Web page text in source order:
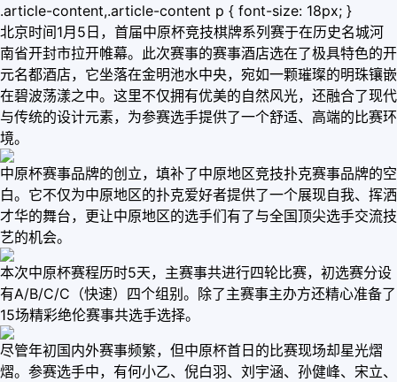
.article-content,.article-content p { font-size: 18px; }
北京时间1月5日，首届中原杯竞技棋牌系列赛于在历史名城河
南省开封市拉开帷幕。此次赛事的赛事酒店选在了极具特色的开
元名都酒店，它坐落在金明池水中央，宛如一颗璀璨的明珠镶嵌
在碧波荡漾之中。这里不仅拥有优美的自然风光，还融合了现代
与传统的设计元素，为参赛选手提供了一个舒适、高端的比赛环
境。
中原杯赛事品牌的创立，填补了中原地区竞技扑克赛事品牌的空
白。它不仅为中原地区的扑克爱好者提供了一个展现自我、挥洒
才华的舞台，更让中原地区的选手们有了与全国顶尖选手交流技
艺的机会。
本次中原杯赛程历时5天，主赛事共进行四轮比赛，初选赛分设
有A/B/C/C（快速）四个组别。除了主赛事主办方还精心准备了
15场精彩绝伦赛事共选手选择。
尽管年初国内外赛事频繁，但中原杯首日的比赛现场却星光熠
熠。参赛选手中，有何小乙、倪白羽、刘宇涵、孙健峰、宋立、